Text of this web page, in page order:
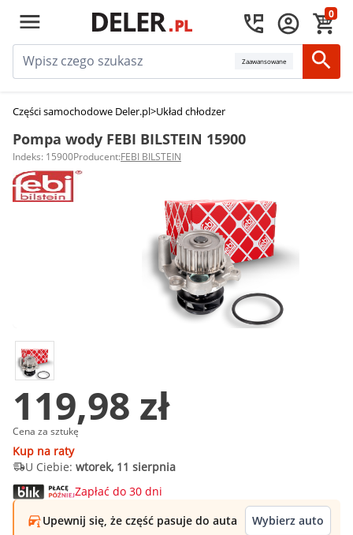
0
Zaawansowane
Części samochodowe Deler.pl>Układ chłodzenia silnika
Pompa wody FEBI BILSTEIN 15900
Indeks: 15900Producent:FEBI BILSTEIN
119,98 zł
Cena za sztukę
Kup na raty
U Ciebie: wtorek, 11 sierpnia
Zapłać do 30 dni
Upewnij się, że część pasuje do auta
Wybierz auto